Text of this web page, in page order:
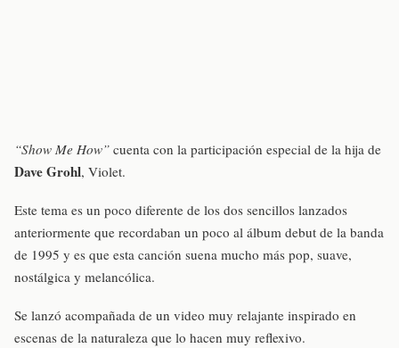
“Show Me How” cuenta con la participación especial de la hija de
Dave Grohl, Violet.
Este tema es un poco diferente de los dos sencillos lanzados
anteriormente que recordaban un poco al álbum debut de la banda
de 1995 y es que esta canción suena mucho más pop, suave,
nostálgica y melancólica.
Se lanzó acompañada de un video muy relajante inspirado en
escenas de la naturaleza que lo hacen muy reflexivo.